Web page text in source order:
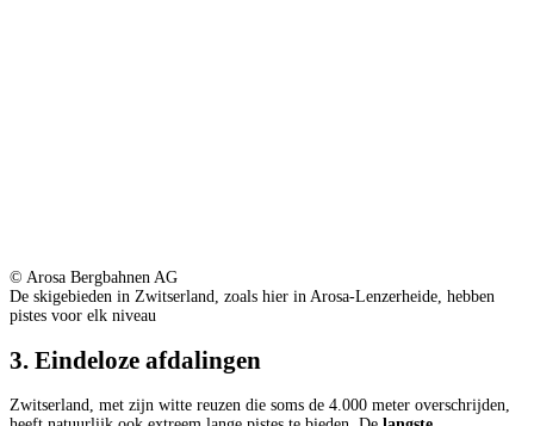
© Arosa Bergbahnen AG
De skigebieden in Zwitserland, zoals hier in Arosa-Lenzerheide, hebben
pistes voor elk niveau
3. Eindeloze afdalingen
Zwitserland, met zijn witte reuzen die soms de 4.000 meter overschrijden,